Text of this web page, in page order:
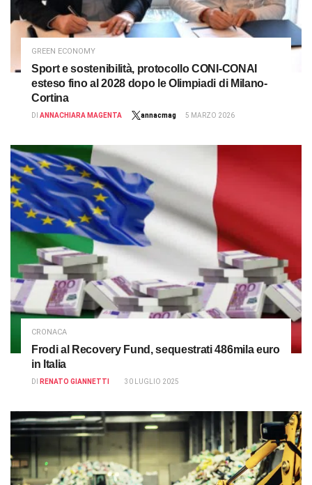
GREEN ECONOMY
Sport e sostenibilità, protocollo CONI-CONAI
esteso fino al 2028 dopo le Olimpiadi di Milano-
Cortina
DI ANNACHIARA MAGENTA annacmag 5 MARZO 2026
CRONACA
Frodi al Recovery Fund, sequestrati 486mila euro
in Italia
DI RENATO GIANNETTI 30 LUGLIO 2025